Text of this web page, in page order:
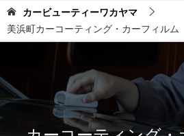
カービューティーワカヤマ
美浜町カーコーティング・カーフィルム